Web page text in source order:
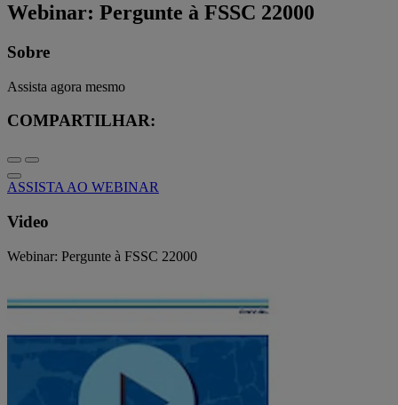
Webinar: Pergunte à FSSC 22000
Sobre
Assista agora mesmo
COMPARTILHAR:
ASSISTA AO WEBINAR
Video
Webinar: Pergunte à FSSC 22000